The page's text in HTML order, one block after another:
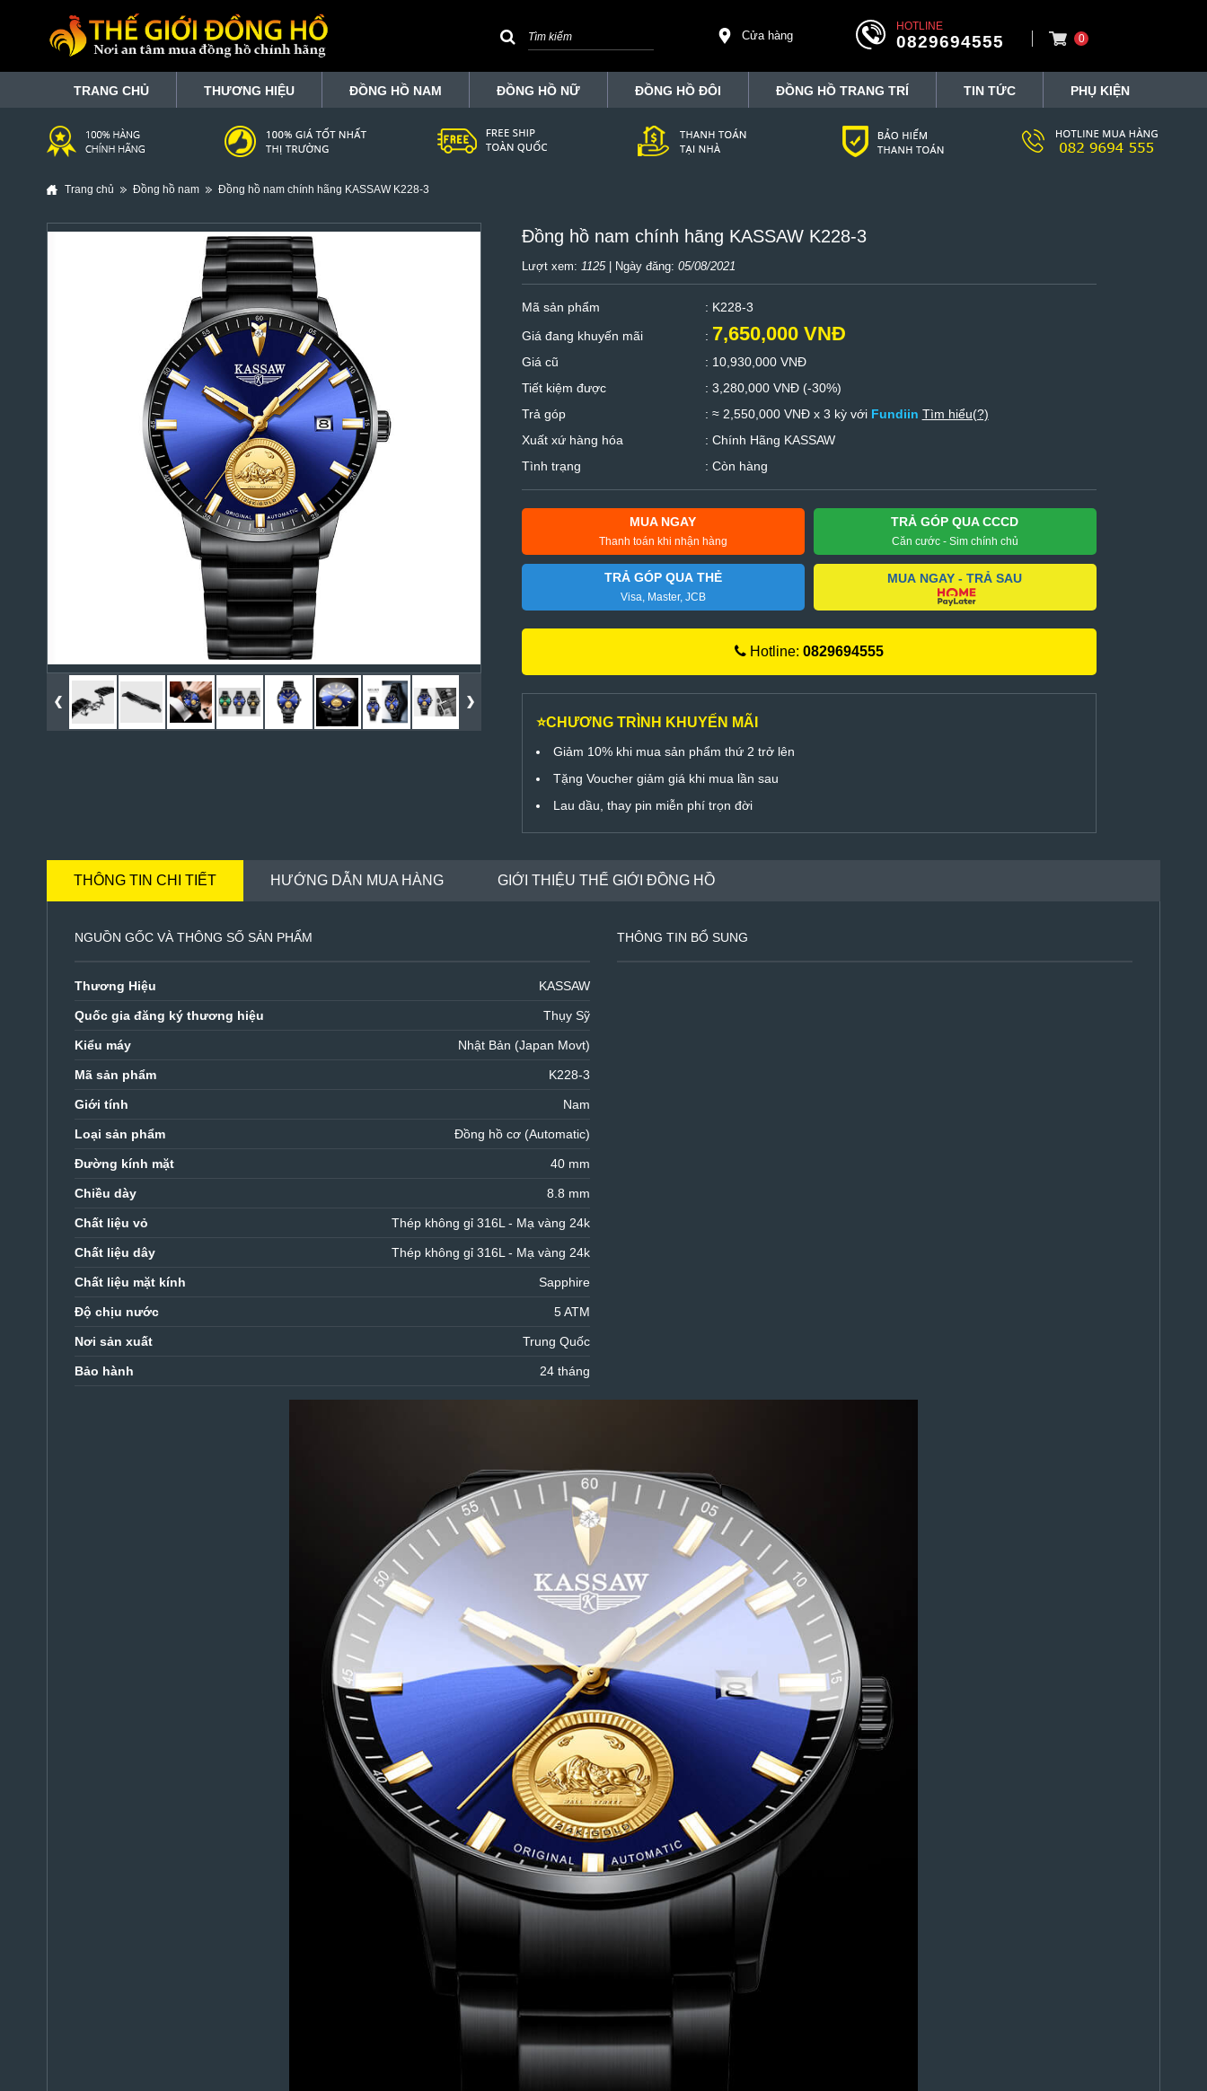
Cửa hàng
HOTLINE
0829694555 0
TRANG CHỦ THƯƠNG HIỆU ĐỒNG HỒ NAM ĐỒNG HỒ NỮ ĐỒNG HỒ ĐÔI ĐỒNG HỒ TRANG TRÍ TIN TỨC PHỤ KIỆN
Trang chủ Đồng hồ nam Đồng hồ nam chính hãng KASSAW K228-3
Đồng hồ nam chính hãng KASSAW K228-3
Lượt xem: 1125| Ngày đăng: 05/08/2021
Mã sản phẩm
: K228-3
Giá đang khuyến mãi
: 7,650,000 VNĐ
Giá cũ : 10,930,000 VNĐ
Tiết kiệm được
: 3,280,000 VNĐ (-30%)
Trả góp
: ≈ 2,550,000 VNĐ x 3 kỳ với Fundiin Tìm hiểu(?)
Xuất xứ hàng hóa
: Chính Hãng KASSAW
Tình trạng
: Còn hàng
MUA NGAY
Thanh toán khi nhận hàng
TRẢ GÓP QUA CCCD
Căn cước - Sim chính chủ
TRẢ GÓP QUA THẺ
Visa, Master, JCB
MUA NGAY - TRẢ SAU
Hotline: 0829694555
⭐CHƯƠNG TRÌNH KHUYẾN MÃI
Giảm 10% khi mua sản phẩm thứ 2 trở lên
Tặng Voucher giảm giá khi mua lần sau
Lau dầu, thay pin miễn phí trọn đời
THÔNG TIN CHI TIẾT HƯỚNG DẪN MUA HÀNG GIỚI THIỆU THẾ GIỚI ĐỒNG HỒ
NGUỒN GỐC VÀ THÔNG SỐ SẢN PHẨM
Thương Hiệu KASSAW
Quốc gia đăng ký thương hiệu Thụy Sỹ
Kiểu máy Nhật Bản (Japan Movt)
Mã sản phẩm K228-3
Giới tính Nam
Loại sản phẩm Đồng hồ cơ (Automatic)
Đường kính mặt 40 mm
Chiều dày 8.8 mm
Chất liệu vỏ Thép không gỉ 316L - Mạ vàng 24k
Chất liệu dây Thép không gỉ 316L - Mạ vàng 24k
Chất liệu mặt kính Sapphire
Độ chịu nước 5 ATM
Nơi sản xuất Trung Quốc
Bảo hành 24 tháng
THÔNG TIN BỔ SUNG